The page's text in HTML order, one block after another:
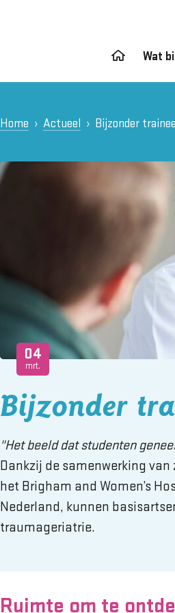
Wat
Home Actueel Bijzonder
04
mrt.
Bijzonder
"Het beeld dat studenten
Dankzij de samenwerking
het Brigham and Women’s
Nederland, kunnen
traumageriatrie.
Ruimte om te